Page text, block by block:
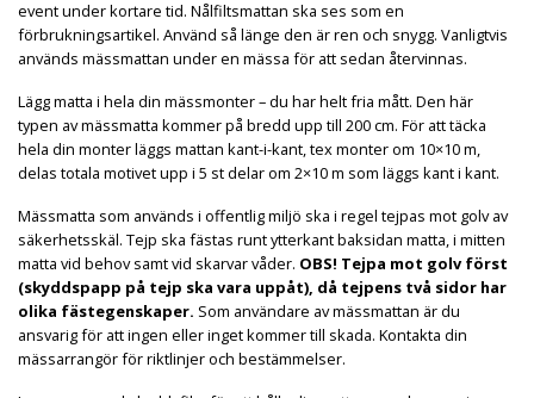
event under kortare tid. Nålfiltsmattan ska ses som en
förbrukningsartikel. Använd så länge den är ren och snygg. Vanligtvis
används mässmattan under en mässa för att sedan återvinnas.
Lägg matta i hela din mässmonter – du har helt fria mått. Den här
typen av mässmatta kommer på bredd upp till 200 cm. För att täcka
hela din monter läggs mattan kant-i-kant, tex monter om 10×10 m,
delas totala motivet upp i 5 st delar om 2×10 m som läggs kant i kant.
Mässmatta som används i offentlig miljö ska i regel tejpas mot golv av
säkerhetsskäl. Tejp ska fästas runt ytterkant baksidan matta, i mitten
matta vid behov samt vid skarvar våder. OBS! Tejpa mot golv först
(skyddspapp på tejp ska vara uppåt), då tejpens två sidor har
olika fästegenskaper. Som användare av mässmattan är du
ansvarig för att ingen eller inget kommer till skada. Kontakta din
mässarrangör för riktlinjer och bestämmelser.